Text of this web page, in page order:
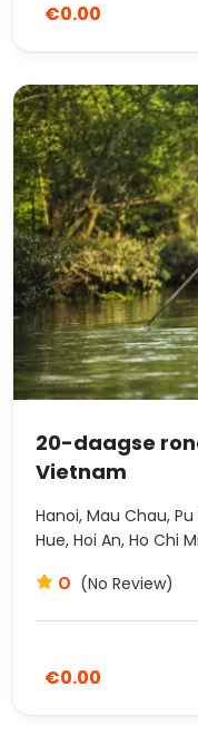
€0.00
20-daagse
Vietnam
Hanoi, Mau Chau,
Hue, Hoi An, Ho Chi
0 (No Review)
€0.00